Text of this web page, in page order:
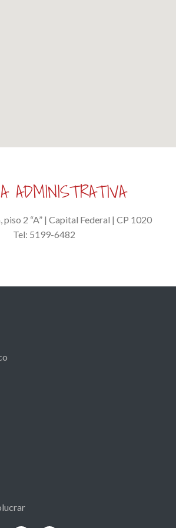
ADMINISTRATIVA
piso 2 “A” | Capital Federal | CP 1020
Tel: 5199-6482